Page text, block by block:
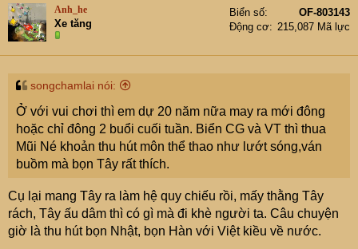
i
o
n
s
Anh_he
Xe tăng
Biển số
OF-803143
Động cơ
215,087 Mã lực
songchamlai nói:
Ở với vui chơi thì em dự 20 năm nữa may ra mới đông
hoặc chỉ đông 2 buổi cuối tuần. Biển CG và VT thì thua
Mũi Né khoản thu hút môn thể thao như lướt sóng,ván
buồm mà bọn Tây rất thích.
Cụ lại mang Tây ra làm hệ quy chiếu rồi, mấy thằng Tây
rách, Tây ấu dâm thì có gì mà đi khè người ta. Câu chuyện
giờ là thu hút bọn Nhật, bọn Hàn với Việt kiều về nước.